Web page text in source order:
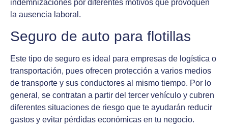
indemnizaciones por diferentes motivos que provoquen
la ausencia laboral.
Seguro de auto para flotillas
Este tipo de seguro es ideal para empresas de logística o
transportación, pues ofrecen protección a varios medios
de transporte y sus conductores al mismo tiempo. Por lo
general, se contratan a partir del tercer vehículo y cubren
diferentes situaciones de riesgo que te ayudarán reducir
gastos y evitar pérdidas económicas en tu negocio.